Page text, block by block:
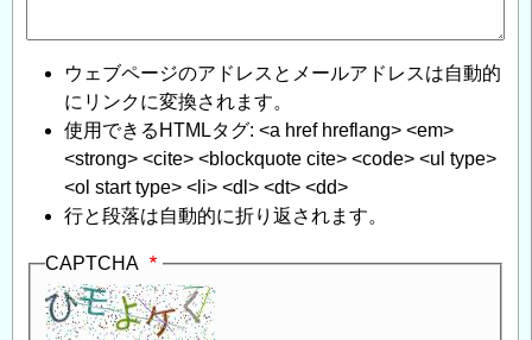
ウェブページのアドレスとメールアドレスは自動的
にリンクに変換されます。
使用できるHTMLタグ: <a href hreflang> <em>
<strong> <cite> <blockquote cite> <code> <ul type>
<ol start type> <li> <dl> <dt> <dd>
行と段落は自動的に折り返されます。
CAPTCHA